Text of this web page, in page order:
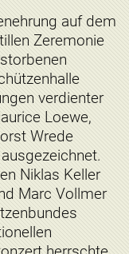
auf dem
Zeremonie
verdienter
Loewe,
Wrede
Niklas Keller
Marc Vollmer